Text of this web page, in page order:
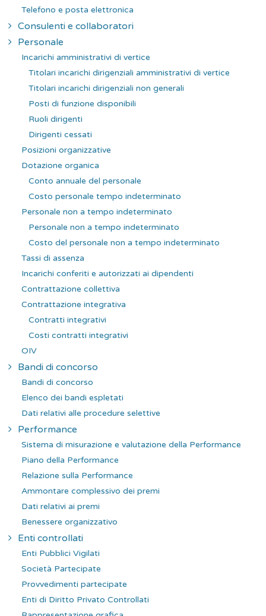
Telefono e posta elettronica
Consulenti e collaboratori
Personale
Incarichi amministrativi di vertice
Titolari incarichi dirigenziali amministrativi di vertice
Titolari incarichi dirigenziali non generali
Posti di funzione disponibili
Ruoli dirigenti
Dirigenti cessati
Posizioni organizzative
Dotazione organica
Conto annuale del personale
Costo personale tempo indeterminato
Personale non a tempo indeterminato
Personale non a tempo indeterminato
Costo del personale non a tempo indeterminato
Tassi di assenza
Incarichi conferiti e autorizzati ai dipendenti
Contrattazione collettiva
Contrattazione integrativa
Contratti integrativi
Costi contratti integrativi
OIV
Bandi di concorso
Bandi di concorso
Elenco dei bandi espletati
Dati relativi alle procedure selettive
Performance
Sistema di misurazione e valutazione della Performance
Piano della Performance
Relazione sulla Performance
Ammontare complessivo dei premi
Dati relativi ai premi
Benessere organizzativo
Enti controllati
Enti Pubblici Vigilati
Società Partecipate
Provvedimenti partecipate
Enti di Diritto Privato Controllati